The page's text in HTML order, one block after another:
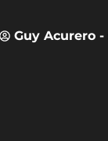
Guy Acurero